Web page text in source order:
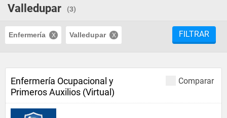
Valledupar
(3)
Enfermería Valledupar FILTRAR
Comparar
Enfermería Ocupacional y
Primeros Auxilios (Virtual)